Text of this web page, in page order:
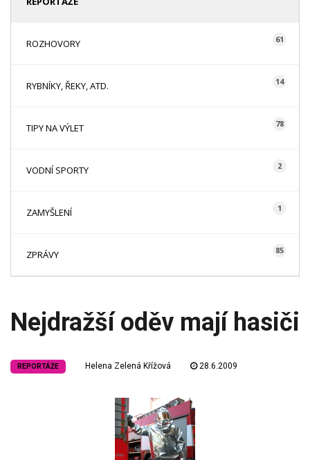
ROZHOVORY 61
RYBNÍKY, ŘEKY, ATD. 14
TIPY NA VÝLET 78
VODNÍ SPORTY 2
ZAMYŠLENÍ 1
ZPRÁVY 85
Nejdražší oděv mají hasiči
REPORTÁŽE Helena Zelená Křížová 28.6.2009